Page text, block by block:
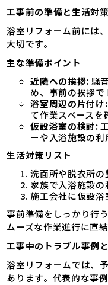
工事前の準備と生活対策
浴室リフォーム前には
大切です。
主な準備ポイント
近隣への挨拶: 騒
め、事前の挨拶
浴室周辺の片付け:
て作業スペースを
仮設浴室の検討:
ーや入浴施設の利
生活対策リスト
洗面所や脱衣所の
家族で入浴施設
施工会社に仮設
事前準備をしっかり行
ムーズな作業進行に直結
工事中のトラブル事例
浴室リフォームでは、
あります。代表的な事